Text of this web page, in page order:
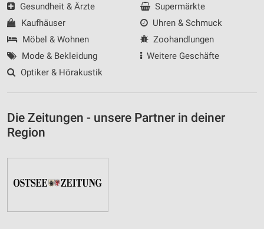
Gesundheit & Ärzte
Kaufhäuser
Möbel & Wohnen
Mode & Bekleidung
Optiker & Hörakustik
Supermärkte
Uhren & Schmuck
Zoohandlungen
Weitere Geschäfte
Die Zeitungen - unsere Partner in deiner
Region